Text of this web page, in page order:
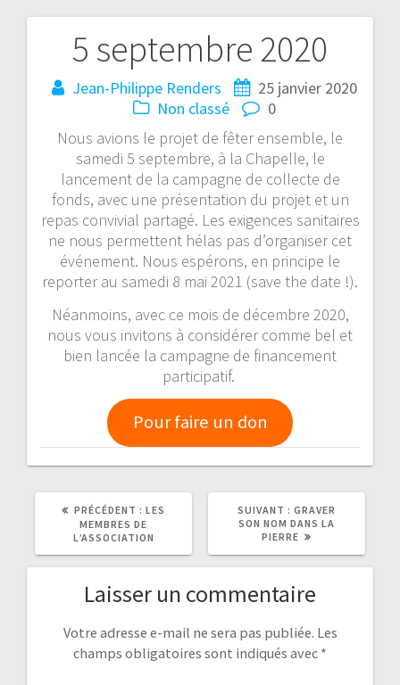
5 septembre 2020
Jean-Philippe Renders
25 janvier 2020
Non classé
0
Nous avions le projet de fêter ensemble, le
samedi 5 septembre, à la Chapelle, le
lancement de la campagne de collecte de
fonds, avec une présentation du projet et un
repas convivial partagé. Les exigences sanitaires
ne nous permettent hélas pas d’organiser cet
événement. Nous espérons, en principe le
reporter au samedi 8 mai 2021 (save the date !).
Néanmoins, avec ce mois de décembre 2020,
nous vous invitons à considérer comme bel et
bien lancée la campagne de financement
participatif.
Pour faire un don
Navigation
de
l’article
PRÉCÉDENT : ARTICLE
PRÉCÉDENT
:
LES
MEMBRES DE
L’ASSOCIATION
SUIVANT : ARTICLE
SUIVANT
:
GRAVER
SON NOM DANS LA
PIERRE
Laisser un commentaire
Votre adresse e-mail ne sera pas publiée. Les
champs obligatoires sont indiqués avec *